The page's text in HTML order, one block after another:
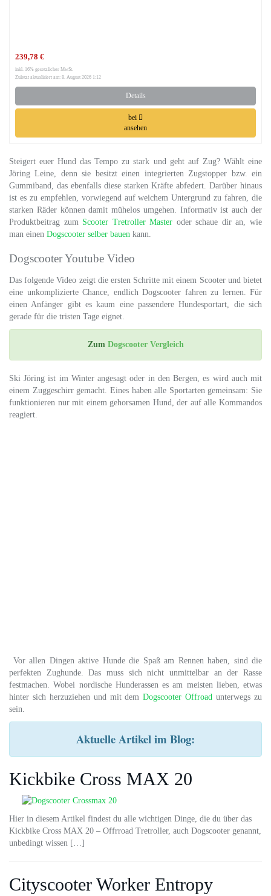
239,78 €
inkl. 16% gesetzlicher MwSt.
Zuletzt aktualisiert am: 8. August 2026 1:12
Details
bei
ansehen
Steigert euer Hund das Tempo zu stark und geht auf Zug? Wählt eine
Jöring Leine, denn sie besitzt einen integrierten Zugstopper bzw. ein
Gummiband, das ebenfalls diese starken Kräfte abfedert. Darüber hinaus
ist es zu empfehlen, vorwiegend auf weichem Untergrund zu fahren, die
starken Räder können damit mühelos umgehen. Informativ ist auch der
Produktbeitrag zum Scooter Tretroller Master oder schaue dir an, wie
man einen Dogscooter selber bauen kann.
Dogscooter Youtube Video
Das folgende Video zeigt die ersten Schritte mit einem Scooter und bietet
eine unkomplizierte Chance, endlich Dogscooter fahren zu lernen. Für
einen Anfänger gibt es kaum eine passendere Hundesportart, die sich
gerade für die tristen Tage eignet.
Zum Dogscooter Vergleich
Ski Jöring ist im Winter angesagt oder in den Bergen, es wird auch mit
einem Zuggeschirr gemacht. Eines haben alle Sportarten gemeinsam: Sie
funktionieren nur mit einem gehorsamen Hund, der auf alle Kommandos
reagiert.
Vor allen Dingen aktive Hunde die Spaß am Rennen haben, sind die
perfekten Zughunde. Das muss sich nicht unmittelbar an der Rasse
festmachen. Wobei nordische Hunderassen es am meisten lieben, etwas
hinter sich herzuziehen und mit demDogscooter Offroad unterwegs zu
sein.
Aktuelle Artikel im Blog:
Kickbike Cross MAX 20
Hier in diesem Artikel findest du alle wichtigen Dinge, die du über das
Kickbike Cross MAX 20 – Offrroad Tretroller, auch Dogscooter genannt,
unbedingt wissen […]
Cityscooter Worker Entropy